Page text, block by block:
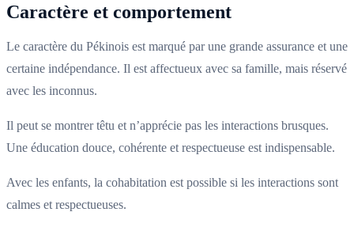
Caractère et comportement
Le caractère du Pékinois est marqué par une grande assurance et une
certaine indépendance. Il est affectueux avec sa famille, mais réservé
avec les inconnus.
Il peut se montrer têtu et n’apprécie pas les interactions brusques.
Une éducation douce, cohérente et respectueuse est indispensable.
Avec les enfants, la cohabitation est possible si les interactions sont
calmes et respectueuses.